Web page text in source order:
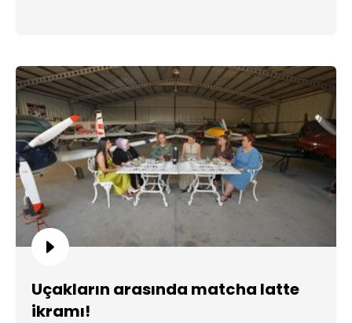
Uçakların arasında matcha latte
ikramı!